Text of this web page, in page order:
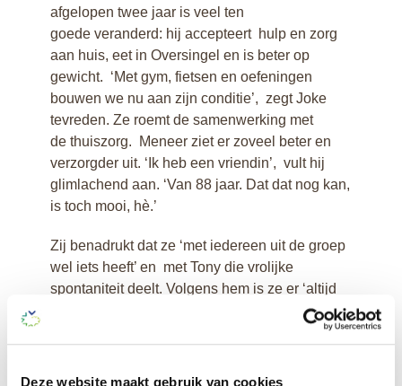
Deze website maakt gebruik van cookies
afgelopen twee jaar is veel ten
goede veranderd: hij accepteert hulp en zorg
aan huis, eet in Oversingel en is beter op
gewicht. ‘Met gym, fietsen en oefeningen
bouwen we nu aan zijn conditie’, zegt Joke
tevreden. Ze roemt de samenwerking met
de thuiszorg. Meneer ziet er zoveel beter en
verzorgder uit. ‘Ik heb een vriendin’, vult hij
glimlachend aan. ‘Van 88 jaar. Dat dat nog kan,
is toch mooi, hè.’
Zij benadrukt dat ze ‘met iedereen uit de groep
wel iets heeft’ en met Tony die vrolijke
spontaniteit deelt. Volgens hem is ze er ‘altijd
echt voor iedereen.’ Joke knikt: ‘Ik wil dat
mensen zich bij ons prettig en veilig voelen.
iets is, dan luister ik en help ik graag